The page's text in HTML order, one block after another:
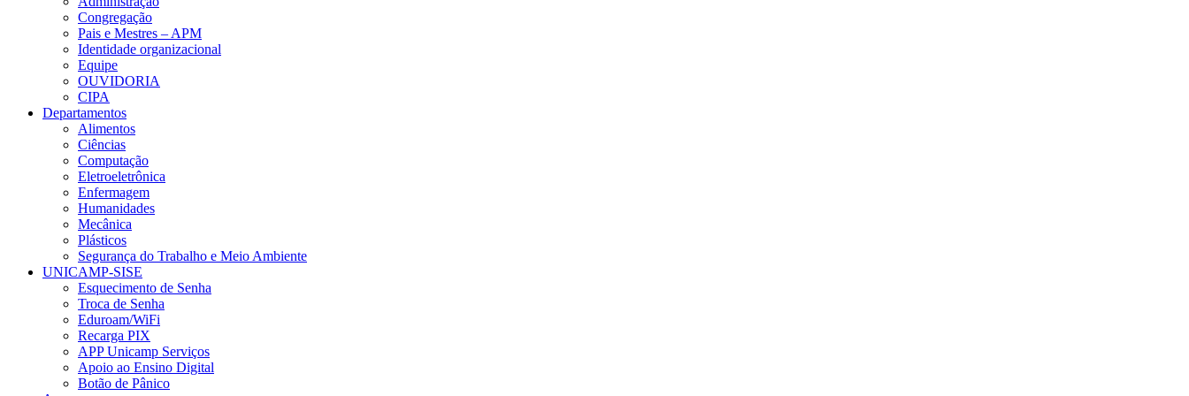
Congregação
Pais e Mestres – APM
Identidade organizacional
Equipe
OUVIDORIA
CIPA
Departamentos
Alimentos
Ciências
Computação
Eletroeletrônica
Enfermagem
Humanidades
Mecânica
Plásticos
Segurança do Trabalho e Meio Ambiente
UNICAMP-SISE
Esquecimento de Senha
Troca de Senha
Eduroam/WiFi
Recarga PIX
APP Unicamp Serviços
Apoio ao Ensino Digital
Botão de Pânico